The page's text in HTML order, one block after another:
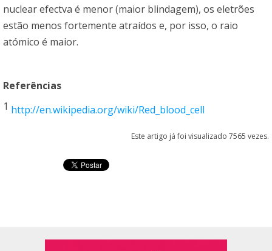
nuclear efectva é menor (maior blindagem), os eletrões
estão menos fortemente atraídos e, por isso, o raio
atómico é maior.
Referências
1 http://en.wikipedia.org/wiki/Red_blood_cell
Este artigo já foi visualizado 7565 vezes.